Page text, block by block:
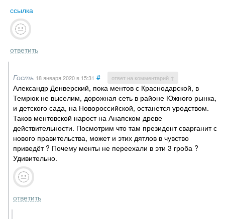
ссылка
ответить
Гость 18 января 2020в 15:31 # ответ на комментарий ↑
Александр Денверский, пока ментов с Краснодарской, в
Темрюк не выселим, дорожная сеть в районе Южного рынка,
и детского сада, на Новороссийской, останется уродством.
Таков ментовской нарост на Анапском древе
действительности. Посмотрим что там президент сварганит с
нового правительства, может и этих дятлов в чувство
приведёт ? Почему менты не переехали в эти 3 гроба ?
Удивительно.
ответить